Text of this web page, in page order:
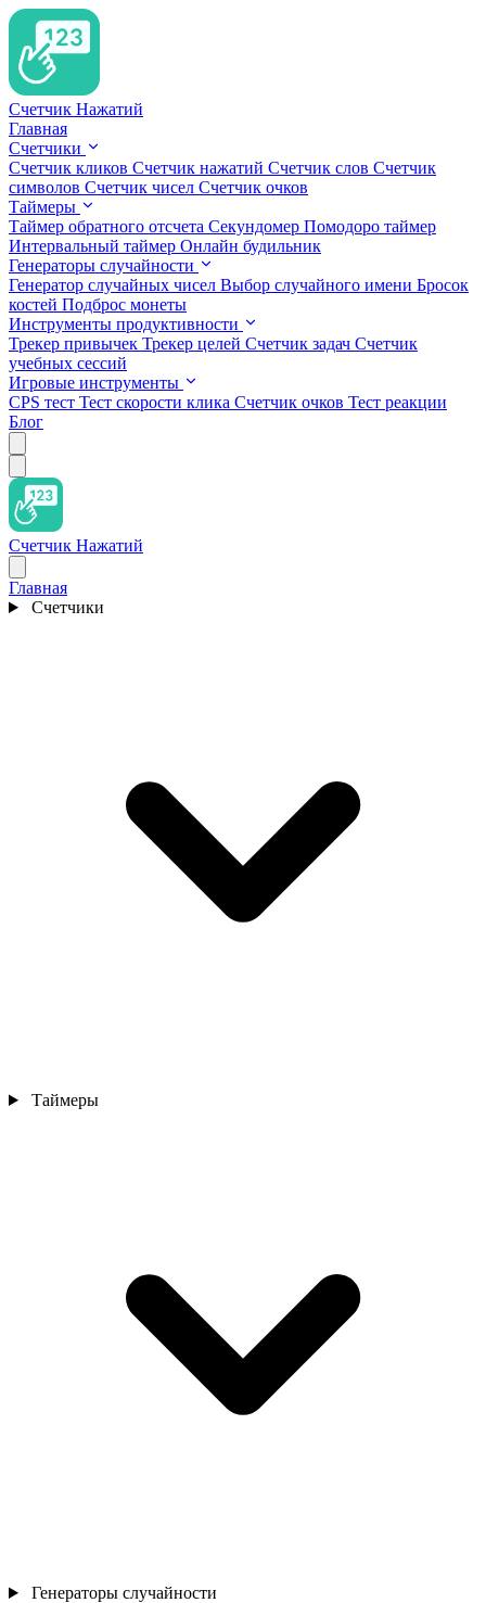
Счетчик Нажатий
Главная
Счетчики
Счетчик кликов Счетчик нажатий Счетчик слов Счетчик
символов Счетчик чисел Счетчик очков
Таймеры
Таймер обратного отсчета Секундомер Помодоро таймер
Интервальный таймер Онлайн будильник
Генераторы случайности
Генератор случайных чисел Выбор случайного имени Бросок
костей Подброс монеты
Инструменты продуктивности
Трекер привычек Трекер целей Счетчик задач Счетчик
учебных сессий
Игровые инструменты
CPS тест Тест скорости клика Счетчик очков Тест реакции
Блог
Счетчик Нажатий
Главная
Счетчики
Таймеры
Генераторы случайности